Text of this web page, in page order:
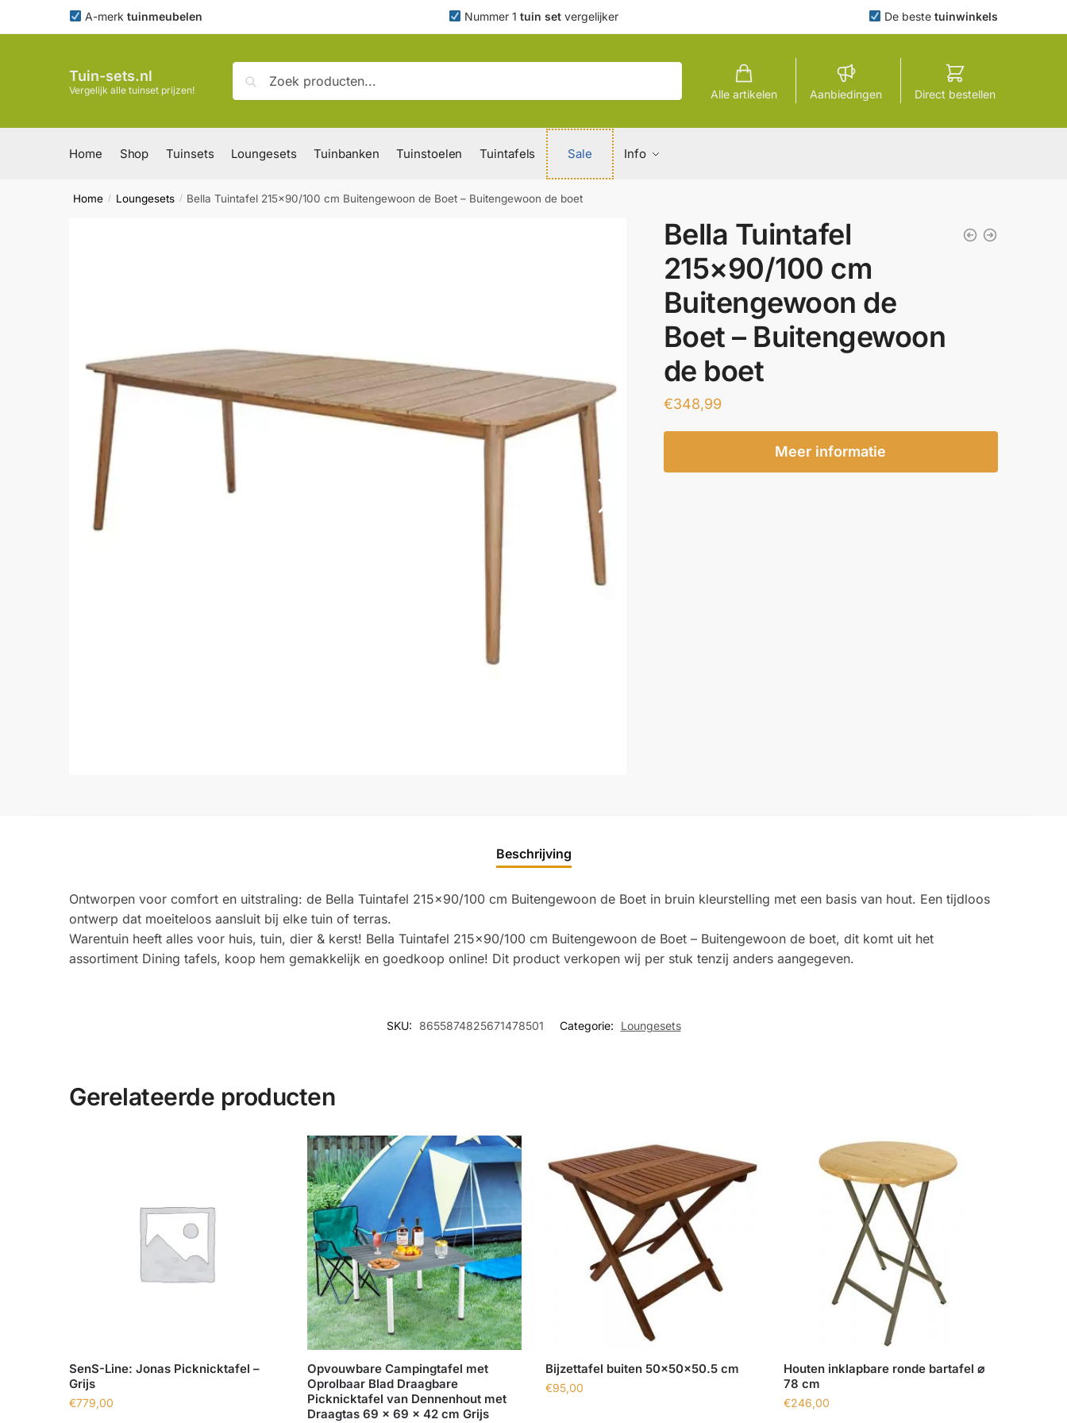
A-merk tuinmeubelen Nummer 1 tuin set vergelijker De beste tuinwinkels
Tuin-sets.nl
Vergelijk alle tuinset prijzen!
naar:
Zoeken
Alle artikelen Aanbiedingen Direct bestellen
Home Shop Tuinsets Loungesets Tuinbanken Tuinstoelen Tuintafels Sale Info
Home / Loungesets / Bella Tuintafel 215×90/100 cm Buitengewoon de Boet – Buitengewoon de boet
Bella Tuintafel
215×90/100 cm
Buitengewoon de
Boet – Buitengewoon
de boet
€348,99
Meer informatie
Beschrijving
Ontworpen voor comfort en uitstraling: de Bella Tuintafel 215×90/100 cm Buitengewoon de Boet in bruin kleurstelling met een basis van hout. Een tijdloos
ontwerp dat moeiteloos aansluit bij elke tuin of terras.
Warentuin heeft alles voor huis, tuin, dier & kerst! Bella Tuintafel 215×90/100 cm Buitengewoon de Boet – Buitengewoon de boet, dit komt uit het
assortiment Dining tafels, koop hem gemakkelijk en goedkoop online! Dit product verkopen wij per stuk tenzij anders aangegeven.
SKU: 8655874825671478501 Categorie: Loungesets
Gerelateerde producten
SenS-Line: Jonas Picknicktafel –
Grijs
€779,00
Opvouwbare Campingtafel met
Oprolbaar Blad Draagbare
Picknicktafel van Dennenhout met
Draagtas 69 x 69 x 42 cm Grijs
Bijzettafel buiten 50x50x50.5 cm
€95,00
Houten inklapbare ronde bartafel ⌀
78 cm
€246,00